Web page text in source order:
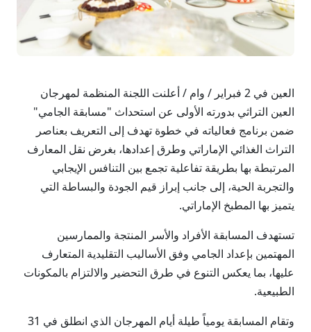
العين في 2 فبراير / وام / أعلنت اللجنة المنظمة لمهرجان
العين التراثي بدورته الأولى عن استحداث "مسابقة الجامي"
ضمن برنامج فعالياته في خطوة تهدف إلى التعريف بعناصر
التراث الغذائي الإماراتي وطرق إعدادها، بغرض نقل المعارف
المرتبطة بها بطريقة تفاعلية تجمع بين التنافس الإيجابي
والتجربة الحية، إلى جانب إبراز قيم الجودة والبساطة التي
يتميز بها المطبخ الإماراتي.
تستهدف المسابقة الأفراد والأسر المنتجة والممارسين
المهتمين بإعداد الجامي وفق الأساليب التقليدية المتعارف
عليها، بما يعكس التنوع في طرق التحضير والالتزام بالمكونات
الطبيعية.
وتقام المسابقة يومياً طيلة أيام المهرجان الذي انطلق في 31